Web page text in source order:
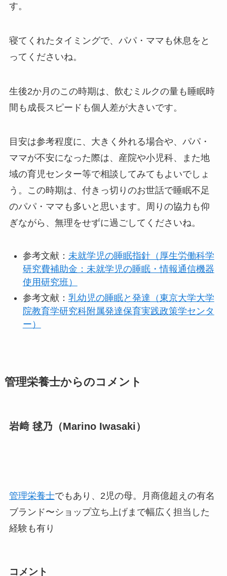
す。
寝てくれたタイミングで、パパ・ママも休息をと
ってくださいね。
生後2か月のこの時期は、飲むミルクの量も睡眠時
間も成長スピードも個人差が大きいです。
目安は参考程度に、大きく外れる場合や、パパ・
ママが不安になった際は、産院や小児科、また地
域の育児センター等で相談してみてもよいでしょ
う。この時期は、付きっ切りのお世話で睡眠不足
のパパ・ママも多いと思います。周りの協力も仰
ぎながら、無理をせずに過ごしてくださいね。
参考文献： 未就学児の睡眠指針（厚生労働科学
研究費補助金：未就学児の睡眠・情報通信機器
使用研究班）
参考文献： 乳幼児の睡眠と発達（東京大学大学
院教育学研究科附属発達保育実践政策学センタ
ー）
管理栄養士からのコメント
岩﨑 毬乃（Marino Iwasaki）
管理栄養士でもあり、2児の母。月商億超えの有名
ブランド〜ショップ立ち上げまで幅広く担当した
経験も有り
コメント